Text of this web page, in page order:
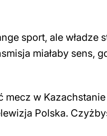
sport, ale władze
miałaby sens,
w
Polska.